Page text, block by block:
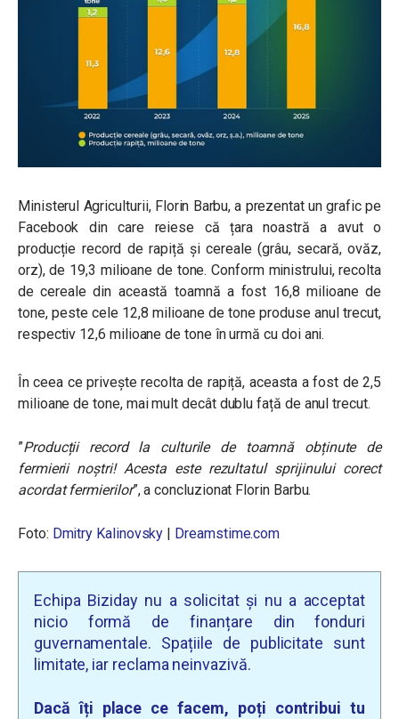
Ministerul Agriculturii, Florin Barbu, a prezentat un grafic pe
Facebook din care reiese că țara noastră a avut o
producție record de rapiță și cereale (grâu, secară, ovăz,
orz), de 19,3 milioane de tone. Conform ministrului, recolta
de cereale din această toamnă a fost 16,8 milioane de
tone, peste cele 12,8 milioane de tone produse anul trecut,
respectiv 12,6 milioane de tone în urmă cu doi ani.
În ceea ce privește recolta de rapiță, aceasta a fost de 2,5
milioane de tone, mai mult decât dublu față de anul trecut.
”Producții record la culturile de toamnă obținute de
fermierii noștri!Acesta este rezultatul sprijinului corect
acordat fermierilor”, a concluzionat Florin Barbu.
Foto: Dmitry Kalinovsky | Dreamstime.com
Echipa Biziday nu a solicitat și nu a acceptat
nicio formă de finanțare din fonduri
guvernamentale. Spațiile de publicitate sunt
limitate, iar reclama neinvazivă.
Dacă îți place ce facem, poți contribui tu